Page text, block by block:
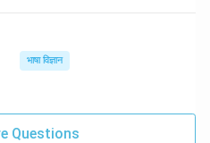
भाषा विज्ञान
Questions